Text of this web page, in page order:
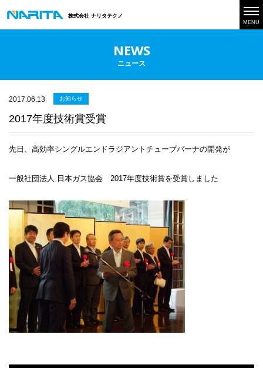
株式会社 ナリタテクノ
MENU
NEWS
ニュース
2017.06.13 お知らせ
2017年度技術賞受賞
先日、高効率シングルエンドラジアントチューブバーナの開発が
一般社団法人 日本ガス協会 2017年度技術賞を受賞しました